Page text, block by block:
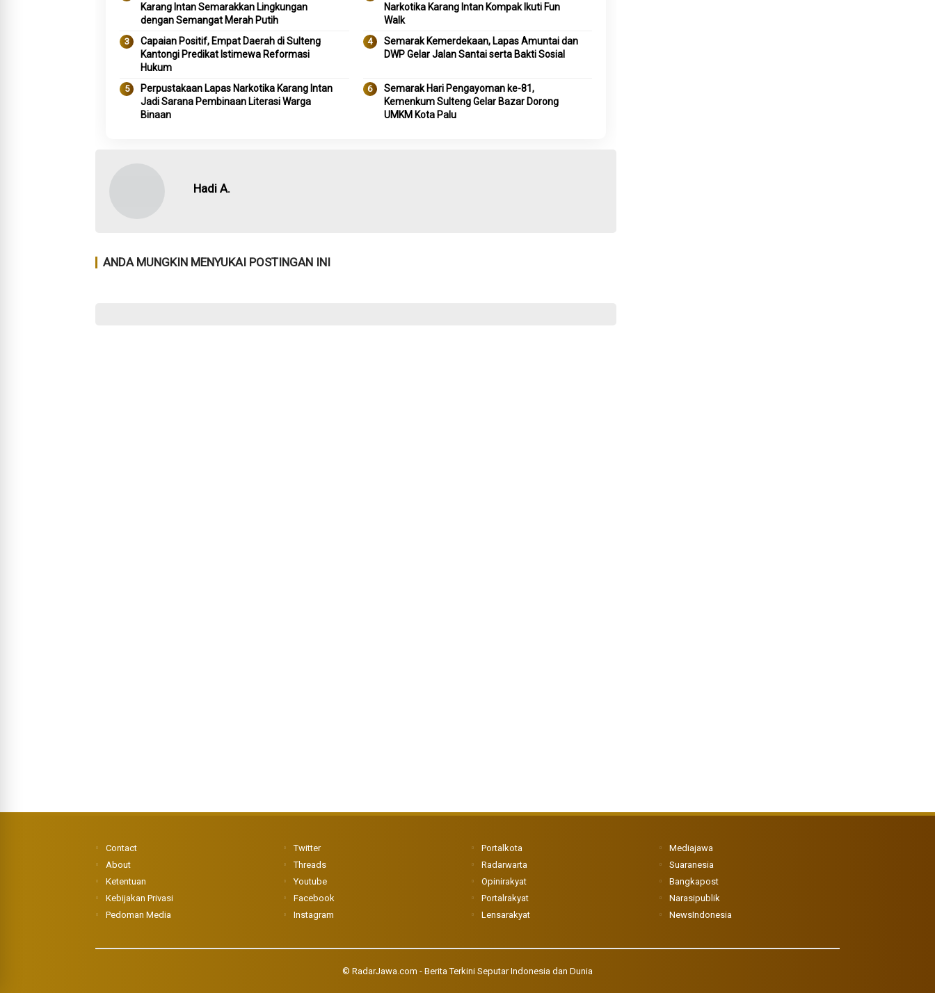
Karang Intan Semarakkan Lingkungan
dengan Semangat Merah Putih
Narkotika Karang Intan Kompak Ikuti Fun
Walk
Capaian Positif, Empat Daerah di Sulteng
Kantongi Predikat Istimewa Reformasi
Hukum
Semarak Kemerdekaan, Lapas Amuntai dan
DWP Gelar Jalan Santai serta Bakti Sosial
Perpustakaan Lapas Narkotika Karang Intan
Jadi Sarana Pembinaan Literasi Warga
Binaan
Semarak Hari Pengayoman ke-81,
Kemenkum Sulteng Gelar Bazar Dorong
UMKM Kota Palu
Hadi A.
ANDA MUNGKIN MENYUKAI POSTINGAN INI
Contact
About
Ketentuan
Kebijakan Privasi
Pedoman Media
Twitter
Threads
Youtube
Facebook
Instagram
Portalkota
Radarwarta
Opinirakyat
Portalrakyat
Lensarakyat
Mediajawa
Suaranesia
Bangkapost
Narasipublik
NewsIndonesia
© RadarJawa.com - Berita Terkini Seputar Indonesia dan Dunia